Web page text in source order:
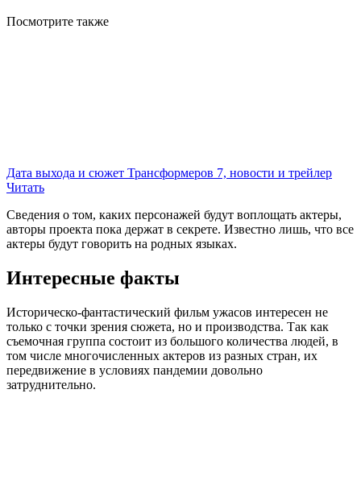
Посмотрите также
Дата выхода и сюжет Трансформеров 7, новости и трейлер
Читать
Сведения о том, каких персонажей будут воплощать актеры,
авторы проекта пока держат в секрете. Известно лишь, что все
актеры будут говорить на родных языках.
Интересные факты
Историческо-фантастический фильм ужасов интересен не
только с точки зрения сюжета, но и производства. Так как
съемочная группа состоит из большого количества людей, в
том числе многочисленных актеров из разных стран, их
передвижение в условиях пандемии довольно
затруднительно.